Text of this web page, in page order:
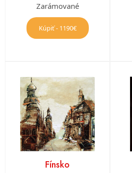
Zarámované
Kúpiť - 1190€
Fínsko